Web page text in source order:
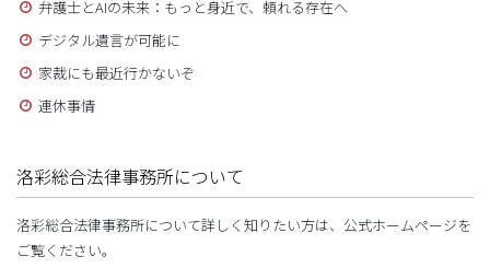
弁護士とAIの未来：もっと身近で、頼れる存在へ
デジタル遺言が可能に
家裁にも最近行かないぞ
連休事情
洛彩総合法律事務所について
洛彩総合法律事務所について詳しく知りたい方は、公式ホームページを
ご覧ください。